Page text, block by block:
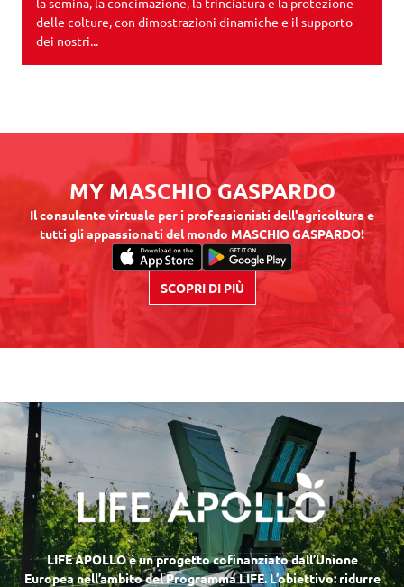
delle colture, con dimostrazioni dinamiche e il supporto
dei nostri...
MY MASCHIO GASPARDO
Il consulente virtuale per i professionisti dell'agricoltura e
tutti gli appassionati del mondo MASCHIO GASPARDO!
SCOPRI DI PIÙ
LIFE APOLLO è un progetto cofinanziato dall’Unione
Europea nell’ambito del Programma LIFE. L’obiettivo: ridurre